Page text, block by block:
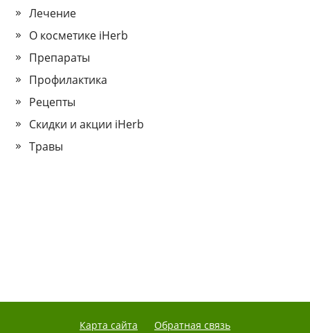
Лечение
О косметике iHerb
Препараты
Профилактика
Рецепты
Скидки и акции iHerb
Травы
Карта сайта Обратная связь